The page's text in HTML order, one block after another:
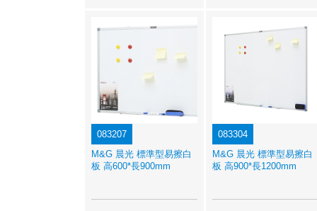
083207
M&G 晨光 標準型易擦白
板 高600*長900mm
083304
M&G 晨光 標準型易擦白
板 高900*長1200mm